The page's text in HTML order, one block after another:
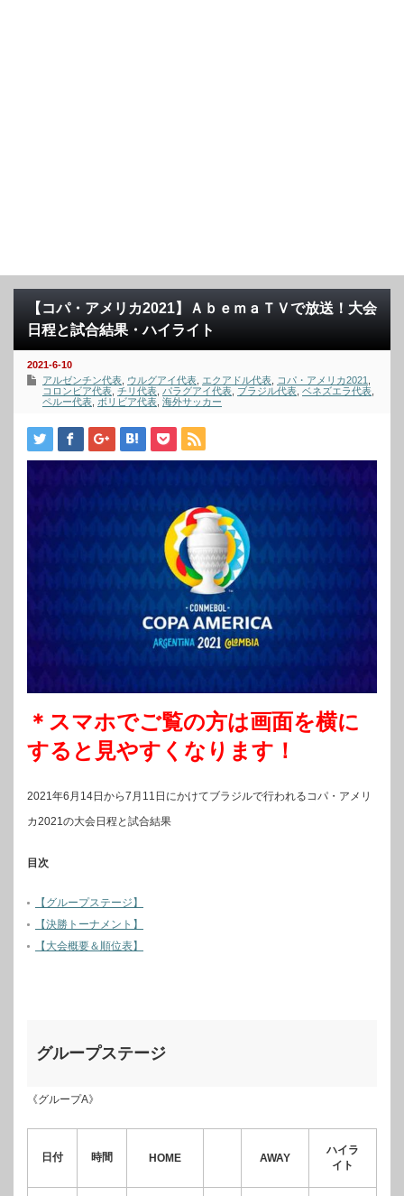
【コパ・アメリカ2021】ＡｂｅｍａＴＶで放送！大会
日程と試合結果・ハイライト
2021-6-10
アルゼンチン代表 ウルグアイ代表 エクアドル代表 コパ・アメリカ2021
コロンビア代表 チリ代表 パラグアイ代表 ブラジル代表 ベネズエラ代表
ペルー代表 ボリビア代表 海外サッカー
＊スマホでご覧の方は画面を横に
すると見やすくなります！
2021年6月14日から7月11日にかけてブラジルで行われるコパ・アメリ
カ2021の大会日程と試合結果
目次
【グループステージ】
【決勝トーナメント】
【大会概要＆順位表】
グループステージ
《グループA》
日付 時間 HOME AWAY
ハイラ
イト